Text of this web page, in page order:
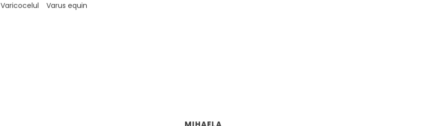
Varicocelul
Varus equin